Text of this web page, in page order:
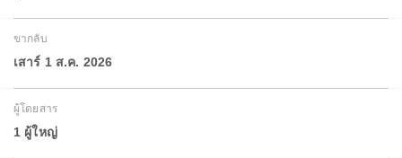
ขากลับ
เสาร์ 1 ส.ค. 2026
ผู้โดยสาร
1 ผู้ใหญ่